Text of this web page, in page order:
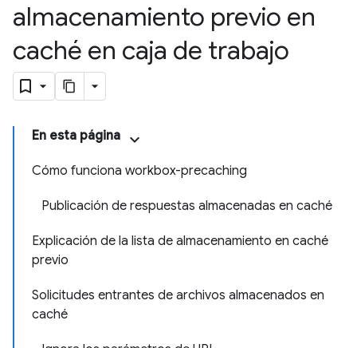
almacenamiento previo en
caché en caja de trabajo
En esta página
Cómo funciona workbox-precaching
Publicación de respuestas almacenadas en caché
Explicación de la lista de almacenamiento en caché
previo
Solicitudes entrantes de archivos almacenados en
caché